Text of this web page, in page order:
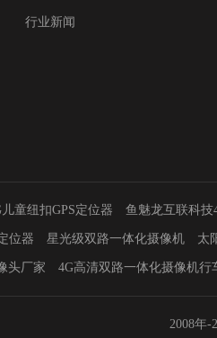
行业新闻
童纽扣GPS定位器 鱼魅龙互联科技
位器 星光级双路一体化摄像机 太
头厂家 4G高清双路一体化摄像机行
2008年-